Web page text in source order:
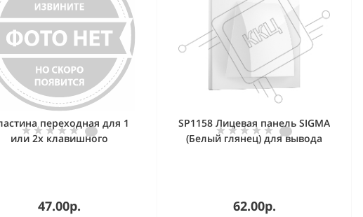
переходная для 1
или 2х клавишного
47.00р.
SP1158 Лицевая панель SIGMA
(Белый глянец) для вывода
62.00р.